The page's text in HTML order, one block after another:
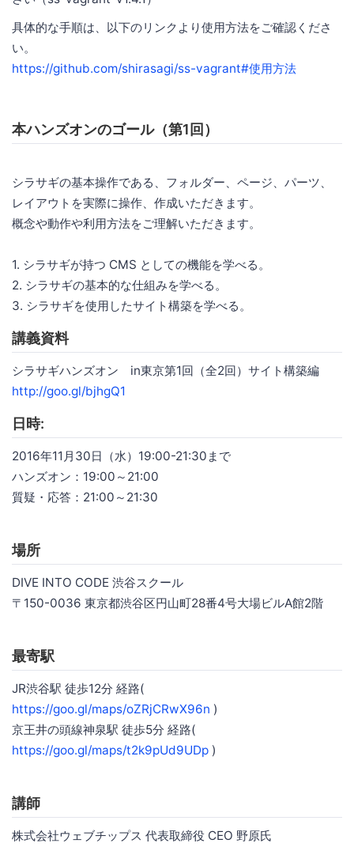
具体的な手順は、以下のリンクより使用方法をご確認くださ
い。
https://github.com/shirasagi/ss-vagrant#使用方法
本ハンズオンのゴール（第1回）
シラサギの基本操作である、フォルダー、ページ、パーツ、
レイアウトを実際に操作、作成いただきます。
概念や動作や利用方法をご理解いただきます。
1. シラサギが持つ CMS としての機能を学べる。
2. シラサギの基本的な仕組みを学べる。
3. シラサギを使用したサイト構築を学べる。
講義資料
シラサギハンズオン in東京第1回（全2回）サイト構築編
http://goo.gl/bjhgQ1
日時:
2016年11月30日（水）19:00-21:30まで
ハンズオン：19:00～21:00
質疑・応答：21:00～21:30
場所
DIVE INTO CODE 渋谷スクール
〒150-0036 東京都渋谷区円山町28番4号大場ビルA館2階
最寄駅
JR渋谷駅 徒歩12分 経路(
https://goo.gl/maps/oZRjCRwX96n )
京王井の頭線神泉駅 徒歩5分 経路(
https://goo.gl/maps/t2k9pUd9UDp )
講師
株式会社ウェブチップス 代表取締役 CEO 野原氏